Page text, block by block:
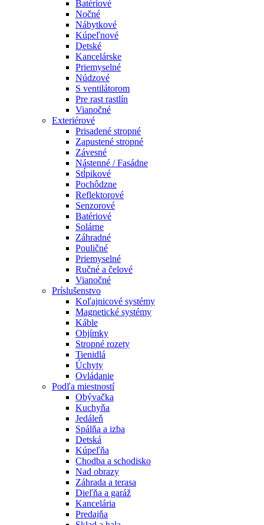
Batériové
Nočné
Nábytkové
Kúpeľnové
Detské
Kancelárske
Priemyselné
Núdzové
S ventilátorom
Pre rast rastlín
Vianočné
Exteriérové
Prisadené stropné
Zapustené stropné
Závesné
Nástenné / Fasádne
Stĺpikové
Pochôdzne
Reflektorové
Senzorové
Batériové
Solárne
Záhradné
Pouličné
Priemyselné
Ručné a čelové
Vianočné
Príslušenstvo
Koľajnicové systémy
Magnetické systémy
Káble
Objímky
Stropné rozety
Tienidlá
Úchyty
Ovládanie
Podľa miestností
Obývačka
Kuchyňa
Jedáleň
Spálňa a izba
Detská
Kúpeľňa
Chodba a schodisko
Nad obrazy
Záhrada a terasa
Dieľňa a garáž
Kancelária
Predajňa